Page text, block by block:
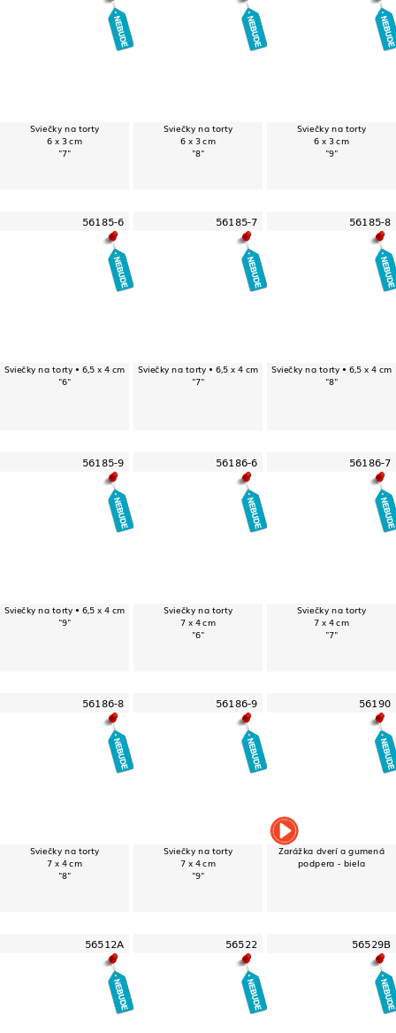
Sviečky na torty
6 x 3 cm
"7"
Sviečky na torty
6 x 3 cm
"8"
Sviečky na torty
6 x 3 cm
"9"
56185-6
Sviečky na torty • 6,5 x 4 cm
"6"
56185-7
Sviečky na torty • 6,5 x 4 cm
"7"
56185-8
Sviečky na torty • 6,5 x 4 cm
"8"
56185-9
Sviečky na torty • 6,5 x 4 cm
"9"
56186-6
Sviečky na torty
7 x 4 cm
"6"
56186-7
Sviečky na torty
7 x 4 cm
"7"
56186-8
Sviečky na torty
7 x 4 cm
"8"
56186-9
Sviečky na torty
7 x 4 cm
"9"
56190
Zarážka dverí a gumená
podpera - biela
56512A 56522 56529B